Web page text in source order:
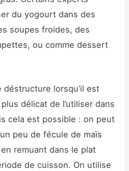
du yogourt dans des
soupes froides, des
ou comme dessert
lorsqu’il est
délicat de l’utiliser dans
cela est possible : on peut
peu de fécule de maïs
remuant dans le plat
de cuisson. On utilise